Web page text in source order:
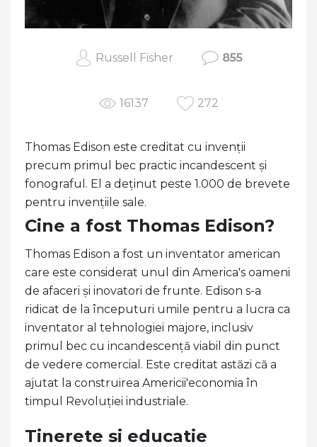
Russell Fisher 855
16137 272
Thomas Edison este creditat cu invenții
precum primul bec practic incandescent și
fonograful. El a deținut peste 1.000 de brevete
pentru invențiile sale.
Cine a fost Thomas Edison?
Thomas Edison a fost un inventator american
care este considerat unul din America's oameni
de afaceri și inovatori de frunte. Edison s-a
ridicat de la începuturi umile pentru a lucra ca
inventator al tehnologiei majore, inclusiv
primul bec cu incandescență viabil din punct
de vedere comercial. Este creditat astăzi că a
ajutat la construirea Americii'economia în
timpul Revoluției industriale.
Tinerete si educatie